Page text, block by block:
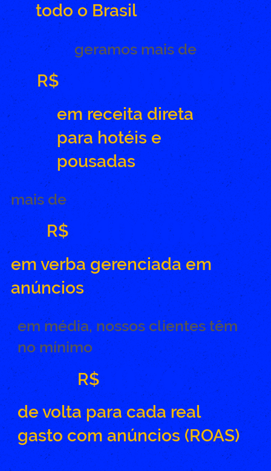
todo o Brasil
em receita direta
para hotéis e
pousadas
geramos mais de
34.000.000
R$
em verba gerenciada em
anúncios
mais de
1.400.000
R$
de volta para cada real
gasto com anúncios (ROAS)
em média, nossos clientes têm
no mínimo
10,76
R$